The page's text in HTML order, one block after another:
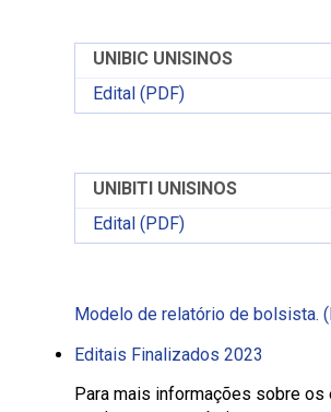
UNIBIC UNISINOS
Edital (PDF)
UNIBITI UNISINOS
Edital (PDF)
Modelo de relatório de bolsista.
Editais Finalizados 2023
Para mais informações sobre